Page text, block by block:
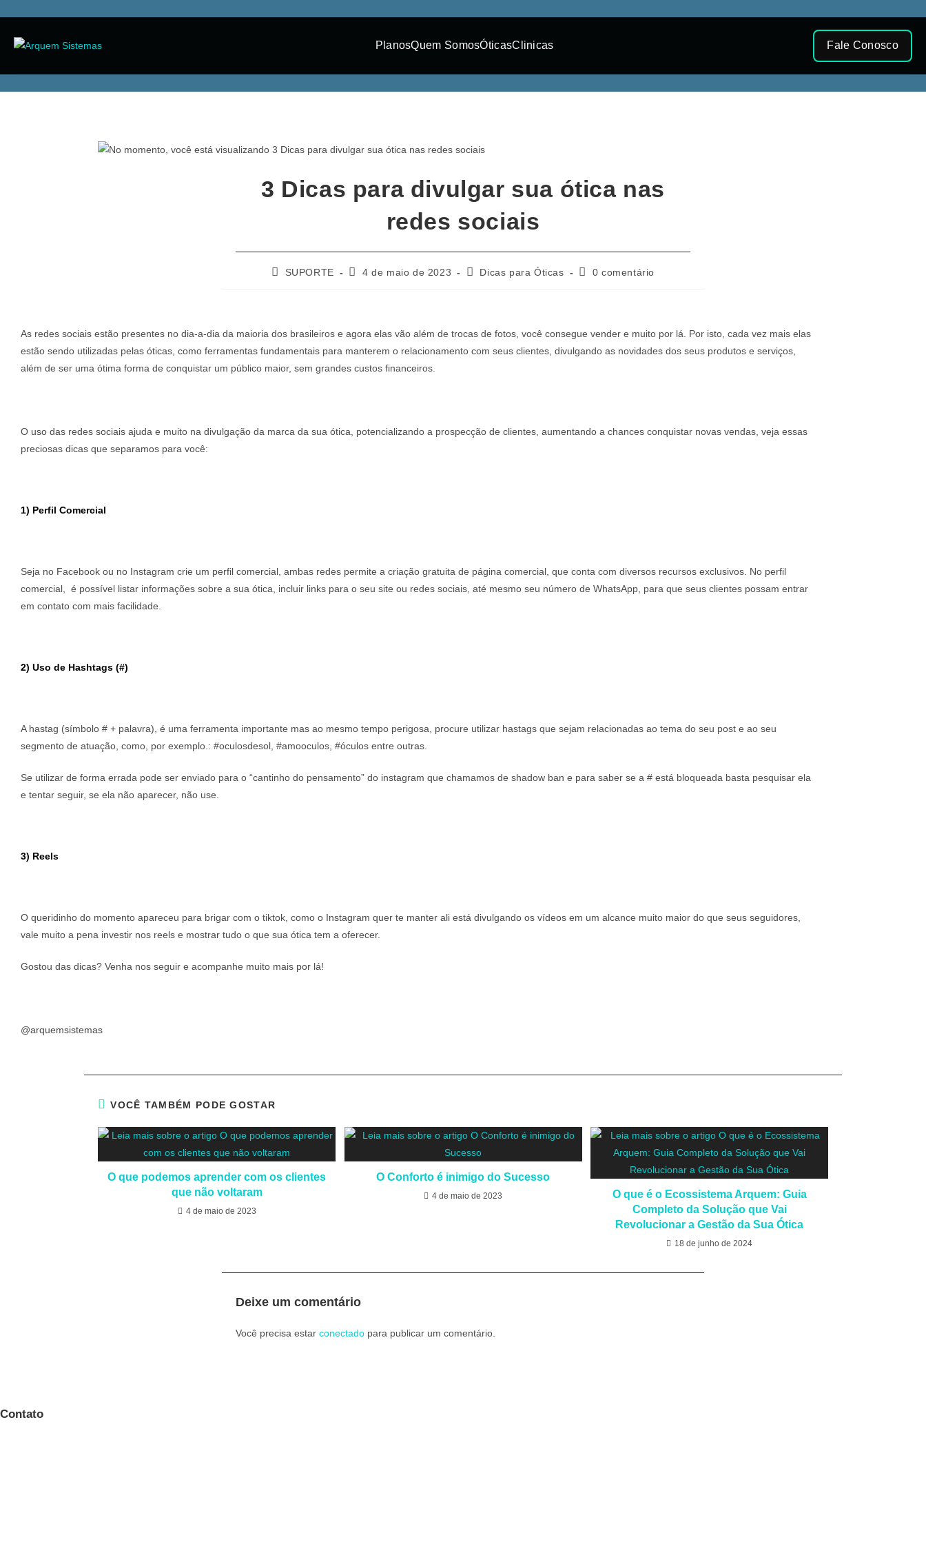
PlanosQuem SomosÓticasClinicas Fale Conosco
3 Dicas para divulgar sua ótica nas
redes sociais
SUPORTE 4 de maio de 2023 Dicas para Óticas 0 comentário
As redes sociais estão presentes no dia-a-dia da maioria dos brasileiros e agora elas vão além de trocas de fotos, você consegue vender e muito por lá. Por isto, cada vez mais elas
estão sendo utilizadas pelas óticas, como ferramentas fundamentais para manterem o relacionamento com seus clientes, divulgando as novidades dos seus produtos e serviços,
além de ser uma ótima forma de conquistar um público maior, sem grandes custos financeiros.
O uso das redes sociais ajuda e muito na divulgação da marca da sua ótica, potencializando a prospecção de clientes, aumentando a chances conquistar novas vendas, veja essas
preciosas dicas que separamos para você:
1) Perfil Comercial
Seja no Facebook ou no Instagram crie um perfil comercial, ambas redes permite a criação gratuita de página comercial, que conta com diversos recursos exclusivos. No perfil
comercial, é possível listar informações sobre a sua ótica, incluir links para o seu site ou redes sociais, até mesmo seu número de WhatsApp, para que seus clientes possam entrar
em contato com mais facilidade.
2) Uso de Hashtags (#)
A hastag (símbolo # + palavra), é uma ferramenta importante mas ao mesmo tempo perigosa, procure utilizar hastags que sejam relacionadas ao tema do seu post e ao seu
segmento de atuação, como, por exemplo.: #oculosdesol, #amooculos, #óculos entre outras.
Se utilizar de forma errada pode ser enviado para o “cantinho do pensamento” do instagram que chamamos de shadow ban e para saber se a # está bloqueada basta pesquisar ela
e tentar seguir, se ela não aparecer, não use.
3) Reels
O queridinho do momento apareceu para brigar com o tiktok, como o Instagram quer te manter ali está divulgando os vídeos em um alcance muito maior do que seus seguidores,
vale muito a pena investir nos reels e mostrar tudo o que sua ótica tem a oferecer.
Gostou das dicas? Venha nos seguir e acompanhe muito mais por lá!
@arquemsistemas
VOCÊ TAMBÉM PODE GOSTAR
O que podemos aprender com os clientes
que não voltaram
4 de maio de 2023
O Conforto é inimigo do Sucesso
4 de maio de 2023
O que é o Ecossistema Arquem: Guia
Completo da Solução que Vai
Revolucionar a Gestão da Sua Ótica
18 de junho de 2024
Deixe um comentário
Você precisa estar conectado para publicar um comentário.
Contato